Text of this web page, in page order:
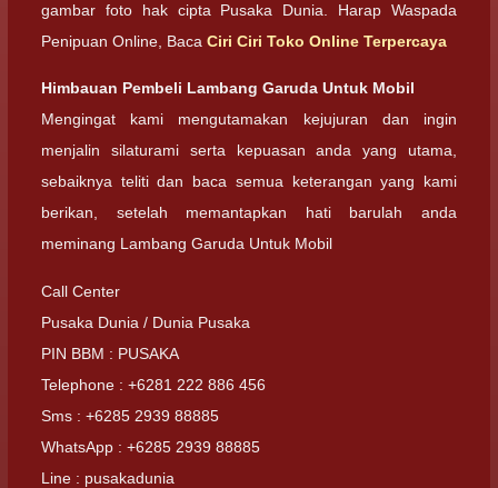
gambar foto hak cipta Pusaka Dunia. Harap Waspada
Penipuan Online, Baca Ciri Ciri Toko Online Terpercaya
Himbauan Pembeli Lambang Garuda Untuk Mobil
Mengingat kami mengutamakan kejujuran dan ingin
menjalin silaturami serta kepuasan anda yang utama,
sebaiknya teliti dan baca semua keterangan yang kami
berikan, setelah memantapkan hati barulah anda
meminang Lambang Garuda Untuk Mobil
Call Center
Pusaka Dunia / Dunia Pusaka
PIN BBM : PUSAKA
Telephone : +6281 222 886 456
Sms : +6285 2939 88885
WhatsApp : +6285 2939 88885
Line : pusakadunia